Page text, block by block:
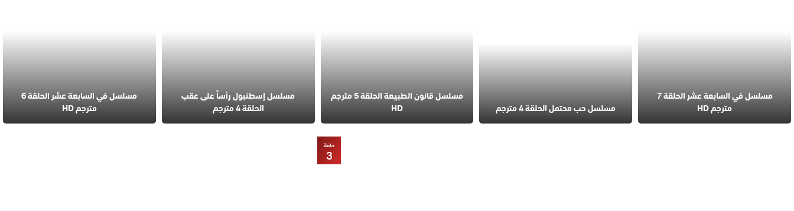
مسلسل في السابعة عشر الحلقة 7
مترجم HD
مسلسل حب محتمل الحلقة 4 مترجم
مسلسل قانون الطبيعة الحلقة 5 مترجم
HD
مسلسل إسطنبول رأساً على عقب
الحلقة 4 مترجم
مسلسل في السابعة عشر الحلقة 6
مترجم HD
حلقة
3